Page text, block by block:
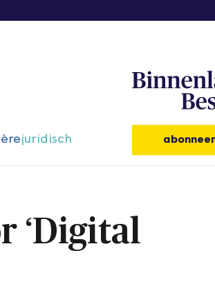
juridisch
‘Digital